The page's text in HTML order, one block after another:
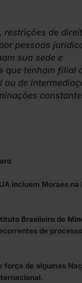
restrições de
pessoas
sua sede e
que tenham filial
de
incluem Moraes na
Brasileiro de
de
força de algumas